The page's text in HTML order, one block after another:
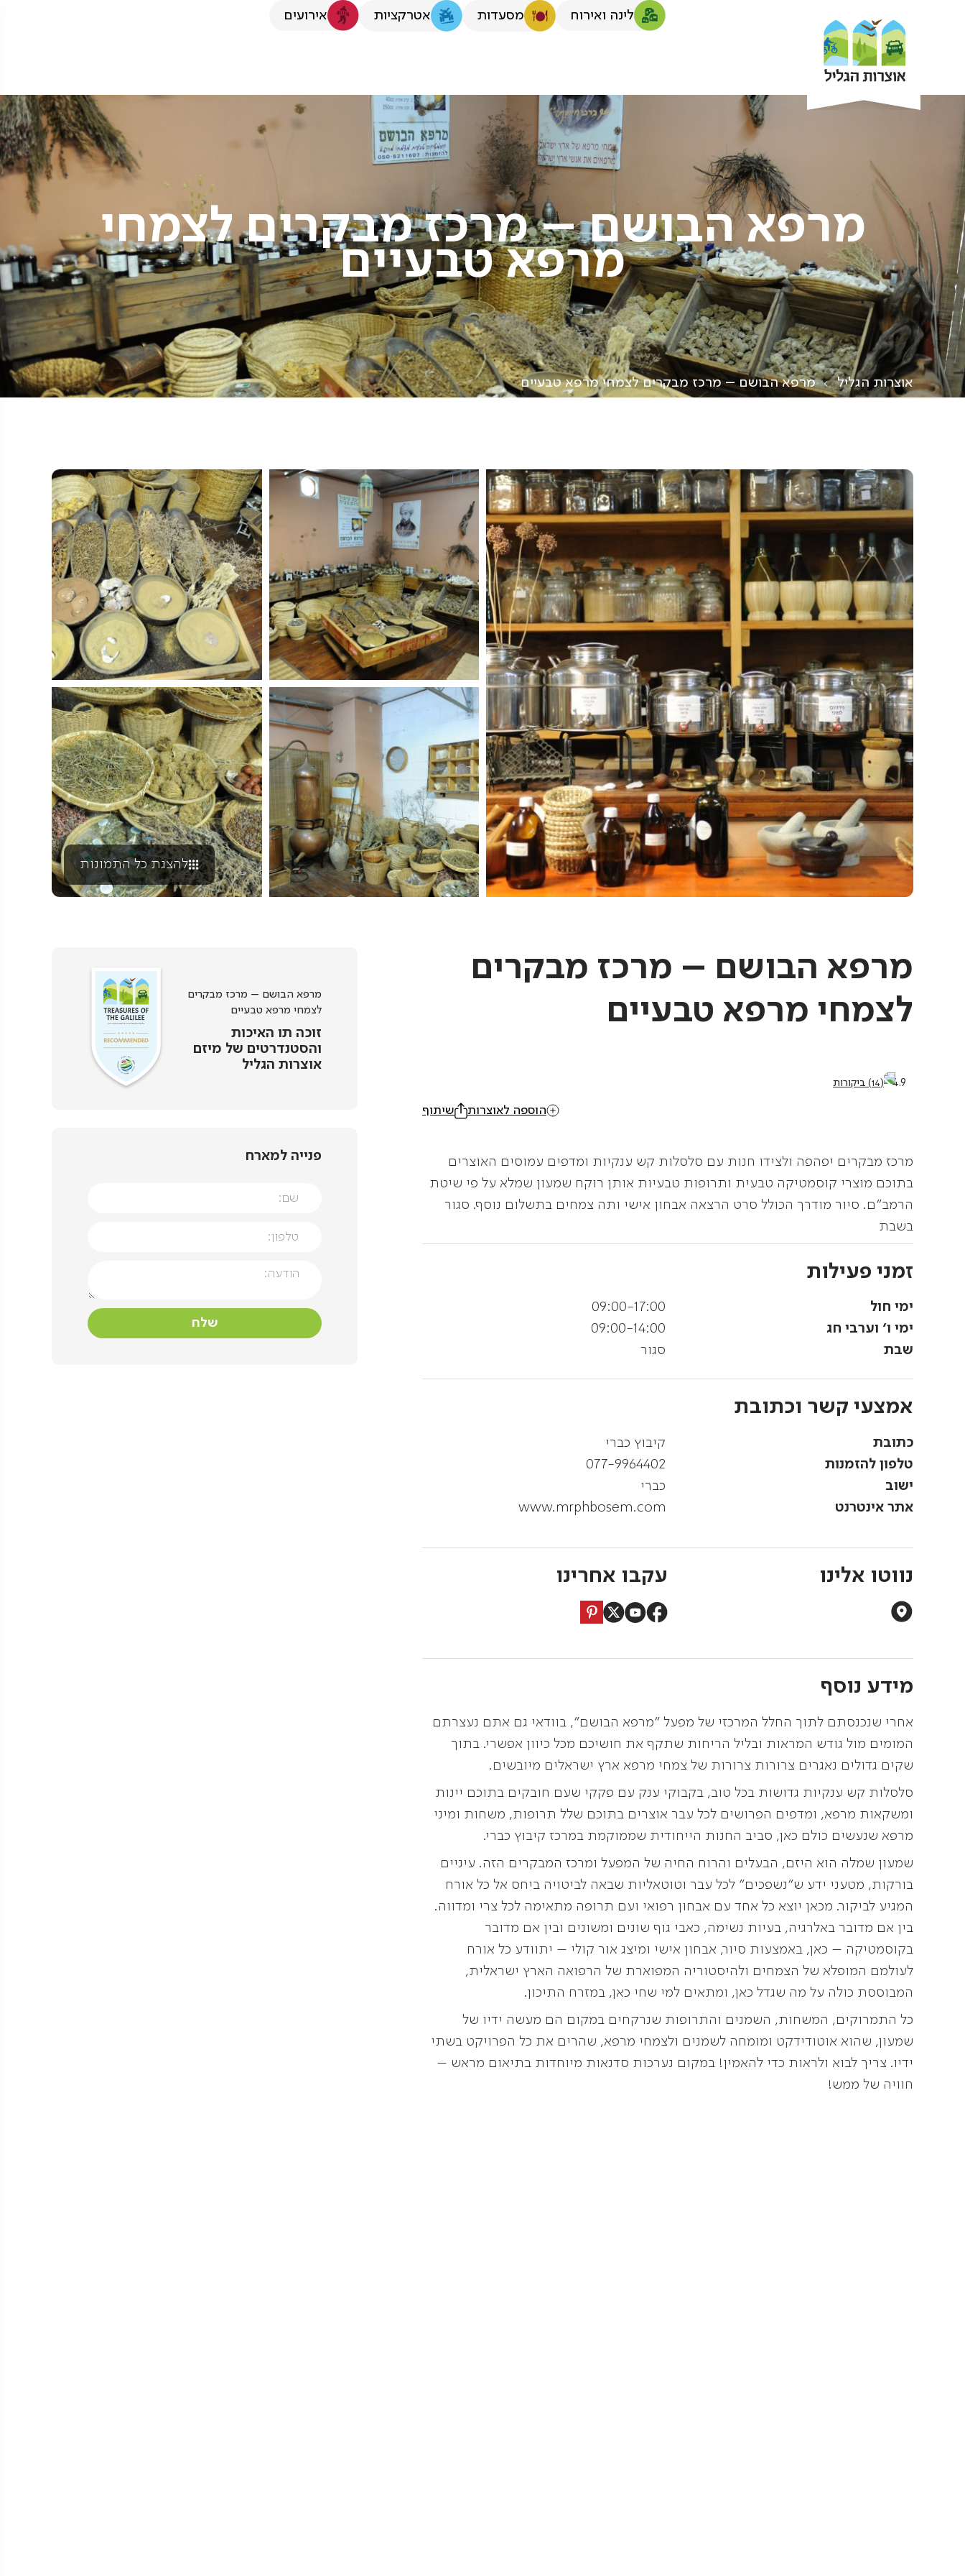
לינה ואירוח מסעדות אטרקציות אירועים
מרפא הבושם – מרכז מבקרים לצמחי
מרפא טבעיים
אוצרות הגליל מרפא הבושם – מרכז מבקרים לצמחי מרפא טבעיים
להצגת כל התמונות
מרפא הבושם – מרכז מבקרים
לצמחי מרפא טבעיים
4.9 (14) ביקורות
שיתוף הוספה לאוצרות
מרכז מבקרים יפהפה ולצידו חנות עם סלסלות קש ענקיות ומדפים עמוסים האוצרים
בתוכם מוצרי קוסמטיקה טבעית ותרופות טבעיות אותן רוקח שמעון שמלא על פי שיטת
הרמב"ם. סיור מודרך הכולל סרט הרצאה אבחון אישי ותה צמחים בתשלום נוסף. סגור
בשבת
זמני פעילות
ימי חול
09:00-17:00
ימי ו' וערבי חג
09:00-14:00
שבת
סגור
אמצעי קשר וכתובת
כתובת
קיבוץ כברי
טלפון להזמנות
077-9964402
ישוב
כברי
אתר אינטרנט
www.mrphbosem.com
נווטו אלינו עקבו אחרינו
מידע נוסף
אחרי שנכנסתם לתוך החלל המרכזי של מפעל "מרפא הבושם", בוודאי גם אתם נעצרתם
המומים מול גודש המראות ובליל הריחות שתקף את חושיכם מכל כיוון אפשרי. בתוך
שקים גדולים נאגרים צרורות צרורות של צמחי מרפא ארץ ישראלים מיובשים.
סלסלות קש ענקיות גדושות בכל טוב, בקבוקי ענק עם פקקי שעם חובקים בתוכם יינות
ומשקאות מרפא, ומדפים הפרושים לכל עבר אוצרים בתוכם שלל תרופות, משחות ומיני
מרפא שנעשים כולם כאן, סביב החנות הייחודית שממוקמת במרכז קיבוץ כברי.
שמעון שמלה הוא היזם, הבעלים והרוח החיה של המפעל ומרכז המבקרים הזה. עיניים
בורקות, מטעני ידע ש"נשפכים" לכל עבר וטוטאליות שבאה לביטויה ביחס אל כל אורח
המגיע לביקור. מכאן יוצא כל אחד עם אבחון רפואי ועם תרופה מתאימה לכל צרי ומדווה.
בין אם מדובר באלרגיה, בעיות נשימה, כאבי גוף שונים ומשונים ובין אם מדובר
בקוסמטיקה – כאן, באמצעות סיור, אבחון אישי ומיצג אור קולי – יתוודע כל אורח
לעולמם המופלא של הצמחים ולהיסטוריה המפוארת של הרפואה הארץ ישראלית,
המבוססת כולה על מה שגדל כאן, ומתאים למי שחי כאן, במזרח התיכון.
כל התמרוקים, המשחות, השמנים והתרופות שנרקחים במקום הם מעשה ידיו של
שמעון, שהוא אוטודידקט ומומחה לשמנים ולצמחי מרפא, שהרים את כל הפרויקט בשתי
ידיו. צריך לבוא ולראות כדי להאמין! במקום נערכות סדנאות מיוחדות בתיאום מראש –
חוויה של ממש!
מרפא הבושם – מרכז מבקרים
לצמחי מרפא טבעיים
זוכה תו האיכות
והסטנדרטים של מיזם
אוצרות הגליל
פנייה למארח